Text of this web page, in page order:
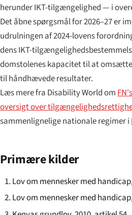
herunder IKT-tilgængelighed — i
Det åbne spørgsmål for 2026–27 er
udrulningen af 2024-lovens
dens IKT-
domstolenes kapacitet til at
til håndhævede resultater.
Læs mere fra Disability World om
oversigt over
sammenlignelige nationale regimer i
Primære kilder
Lov om mennesker med
Lov om mennesker med